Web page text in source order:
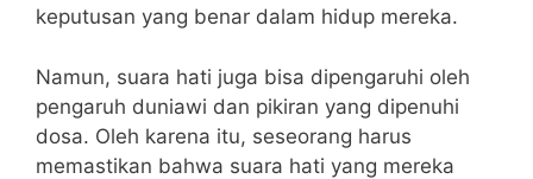
keputusan yang benar dalam hidup mereka.
Namun, suara hati juga bisa dipengaruhi oleh
pengaruh duniawi dan pikiran yang dipenuhi
dosa. Oleh karena itu, seseorang harus
memastikan bahwa suara hati yang mereka